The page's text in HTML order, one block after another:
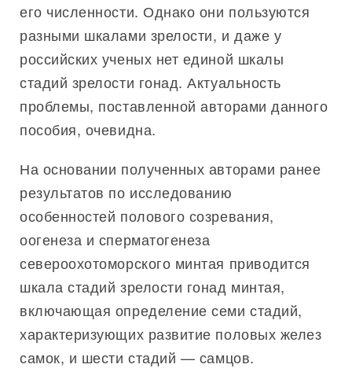
его численности. Однако они пользуются
разными шкалами зрелости, и даже у
российских ученых нет единой шкалы
стадий зрелости гонад. Актуальность
проблемы, поставленной авторами данного
пособия, очевидна.
На основании полученных авторами ранее
результатов по исследованию
особенностей полового созревания,
оогенеза и сперматогенеза
североохотоморского минтая приводится
шкала стадий зрелости гонад минтая,
включающая определение семи стадий,
характеризующих развитие половых желез
самок, и шести стадий — самцов.